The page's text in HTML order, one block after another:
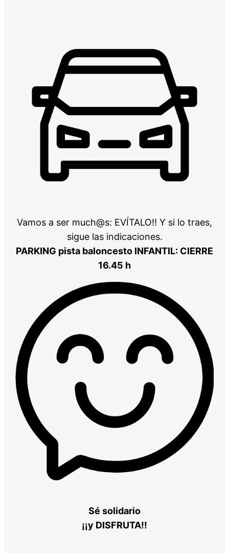
Vamos a ser much@s: EVÍTALO!! Y si lo traes,
sigue las indicaciones.
PARKING pista baloncesto INFANTIL: CIERRE
16.45 h
Sé solidario
¡¡y DISFRUTA!!